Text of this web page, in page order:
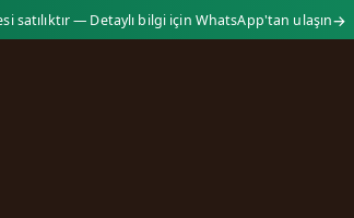
satılıktır — Detaylı bilgi için WhatsApp'tan ulaşın→